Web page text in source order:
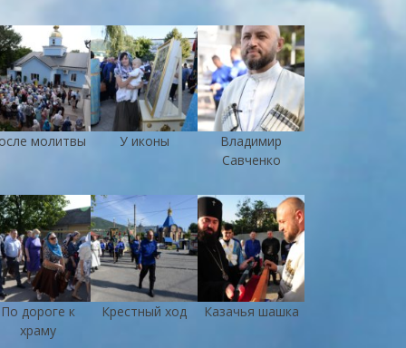
молитвы У иконы
Владимир
Савченко
По дороге к
храму
Крестный ход Казачья шашка